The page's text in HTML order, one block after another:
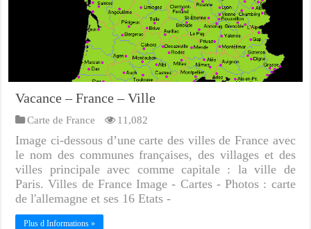
Vacance – France – Ville
Carte de France 11,082
Image ci-dessous d’une carte des villes de France avec
le nom des communes françaises, des villages et des
villes principale avec comme capitale : la ville de
Paris. Villes de France Image - Cartes - Photos : carte
de l'allemagne et ses 16 Etats -
Plus d Informations »